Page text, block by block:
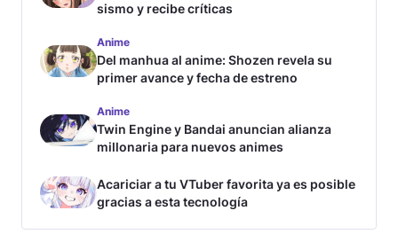
sismo y recibe críticas
Anime
Del manhua al anime: Shozen revela su
primer avance y fecha de estreno
Anime
Twin Engine y Bandai anuncian alianza
millonaria para nuevos animes
Acariciar a tu VTuber favorita ya es posible
gracias a esta tecnología